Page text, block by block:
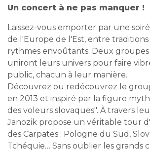
Un concert à ne pas manquer !
Laissez-vous emporter par une
de l'Europe de l'Est, entre traditions
rythmes envoûtants. Deux groupes
uniront leurs univers pour faire
public, chacun à leur manière.
Découvrez ou redécouvrez le
en 2013 et inspiré par la figure
des voleurs slovaques". À travers
Janozik propose un véritable tour
des Carpates : Pologne du Sud,
Tchéquie… Sans oublier les grands